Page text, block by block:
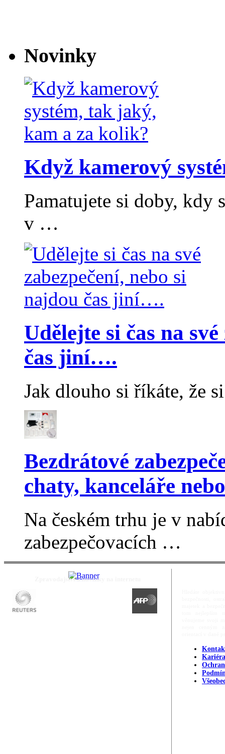
Novinky
Když kamerový
Pamatujete si doby,
v …
Udělejte si čas na
čas jiní….
Jak dlouho si říkáte, že
Bezdrátové
chaty, kanceláře
Na českém trhu je v
zabezpečovacích …
Zpravodajství a novinky na internetu
Kariéra